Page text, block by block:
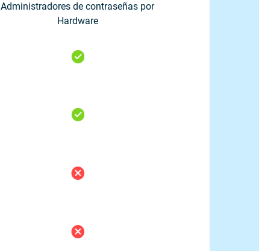
Administradores de contraseñas por
Hardware